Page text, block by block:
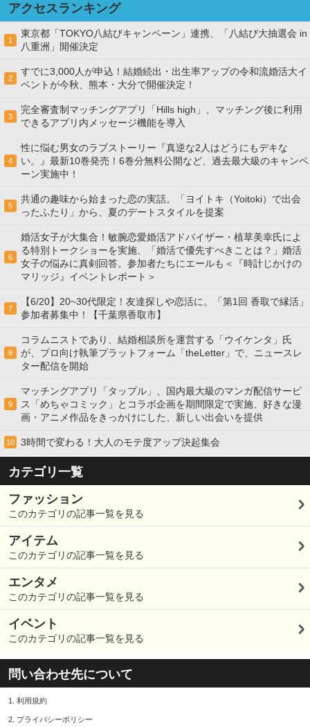
アクセスランキング
1
東京都「TOKYO八結びキャンペーン」連携、「八結び大抽選会 in
八重洲」開催決定
2
すでに3,000人が申込！結婚続出・出生率アップの令和流婚活大イ
ベントが今秋、熊本・大分で開催決定！
3
完全審査制マッチングアプリ「Hills high」、マッチング後に利用
できるアプリ内メッセージ機能を導入
4
性に悩む男女のラブストーリー『真逆な2人はどうにもデキな
い。』最新10巻発売！6巻分無料公開など、過去最大級のキャンペ
ーン実施中！
5
共通の趣味から始まった恋の実話。「ヨイトキ（Yoitoki）で出会
ったふたり」から、夏のデートスタイルを提案
6
婚活女子が大集合！敏腕恋愛婚活アドバイザー・植草美幸氏によ
る特別トークショーを実施、「婚活で優先すべきことは？」婚活
女子の悩みに真剣回答。参加者たちにエールも＜『時計じかけの
マリッジ』イベントレポート＞
7
【6/20】20~30代限定！友達探しや恋活に。「第1回 香取で縁活」
参加者募集中！【千葉県香取市】
8
コラムニストであり、結婚相談所を運営する「ウイケンタ」氏
が、プロ向け執筆プラットフォーム「theLetter」で、ニュースレ
ター配信を開始
9
マッチングアプリ「タップル」、国内最大級のマンガ配信サービ
ス「めちゃコミック」とコラボ企画を期間限定で実施、好きな漫
画・アニメ作品をきっかけにした、新しい出会いを提供
10 3時間で変わる！大人のモテ度アップ決起集会
カテゴリ一覧
ファッション
このカテゴリの記事一覧を見る
アイテム
このカテゴリの記事一覧を見る
エンタメ
このカテゴリの記事一覧を見る
イベント
このカテゴリの記事一覧を見る
問い合わせ先について
1. 利用規約
2. プライバシーポリシー